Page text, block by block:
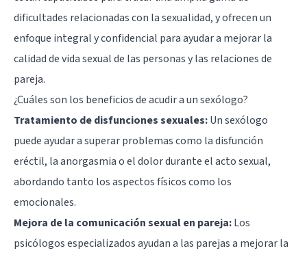
dificultades relacionadas con la sexualidad, y ofrecen un
enfoque integral y confidencial para ayudar a mejorar la
calidad de vida sexual de las personas y las relaciones de
pareja.
¿Cuáles son los beneficios de acudir a un sexólogo?
Tratamiento de disfunciones sexuales:Un sexólogo
puede ayudar a superar problemas como la disfunción
eréctil, la anorgasmia o el dolor durante el acto sexual,
abordando tanto los aspectos físicos como los
emocionales.
Mejora de la comunicación sexual en pareja:Los
psicólogos especializados ayudan a las parejas a mejorar la